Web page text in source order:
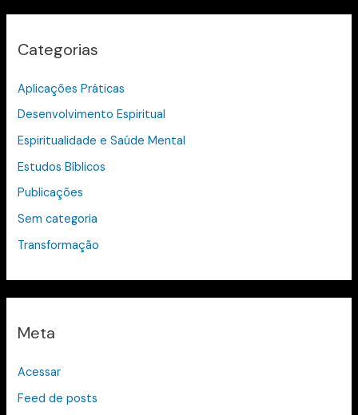
Categorias
Aplicações Práticas
Desenvolvimento Espiritual
Espiritualidade e Saúde Mental
Estudos Bíblicos
Publicações
Sem categoria
Transformação
Meta
Acessar
Feed de posts